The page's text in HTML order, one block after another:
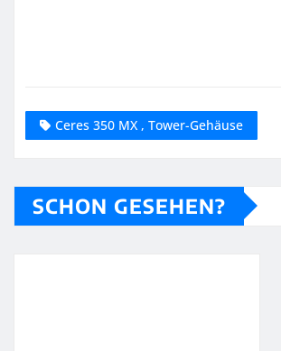
Ceres 350 MX , Tower-Gehäuse
SCHON GESEHEN?